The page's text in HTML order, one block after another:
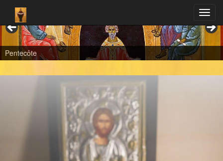
Pentecôte